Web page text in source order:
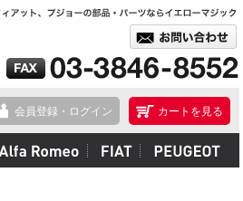
カートを見る
会員登録・ログイン